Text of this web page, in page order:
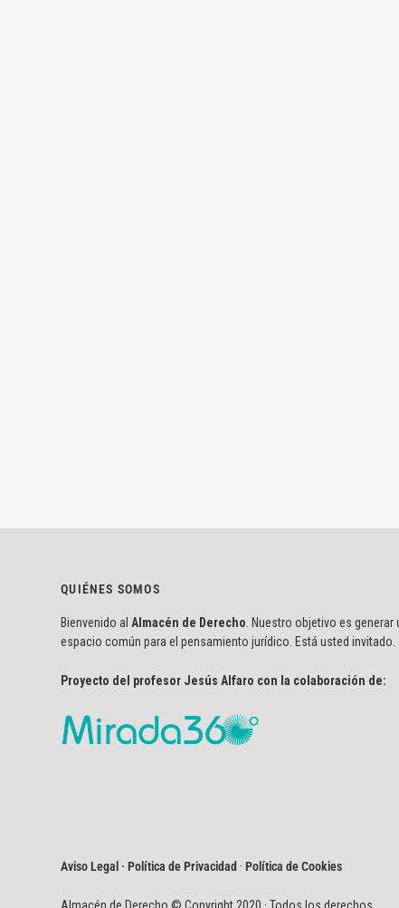
QUIÉNES SOMOS
Bienvenido al Almacén de Derecho . Nuestro objetivo es generar
espacio común para el pensamiento jurídico. Está usted invitado.
Proyecto del profesor Jesús Alfaro con la colaboración de:
Aviso Legal · Política de Privacidad ·Política de Cookies